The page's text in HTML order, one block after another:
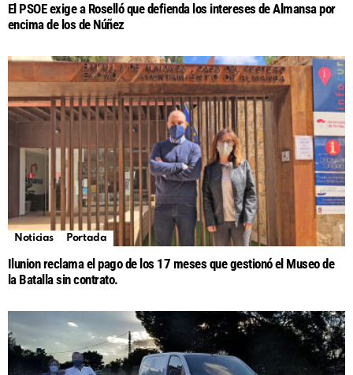
El PSOE exige a Roselló que defienda los intereses de Almansa por
encima de los de Núñez
Noticias Portada
Ilunion reclama el pago de los 17 meses que gestionó el Museo de
la Batalla sin contrato.